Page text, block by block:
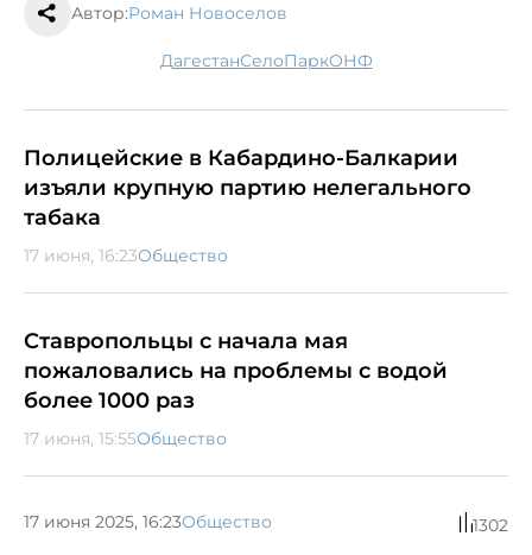
Автор:Роман Новоселов
Дагестан село парк ОНФ
Полицейские в Кабардино-Балкарии
изъяли крупную партию нелегального
табака
17 июня, 16:23Общество
Ставропольцы с начала мая
пожаловались на проблемы с водой
более 1000 раз
17 июня, 15:55Общество
17 июня 2025, 16:23Общество 1302